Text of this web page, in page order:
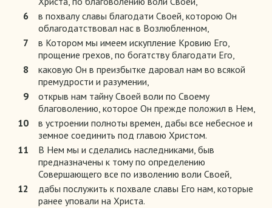
6
в похвалу славы благодати Своей, которою Он
облагодатствовал нас в Возлюбленном,
7
в Котором мы имеем искупление Кровию Его,
прощение грехов, по богатству благодати Его,
8
каковую Он в преизбытке даровал нам во всякой
премудрости и разумении,
9
открыв нам тайну Своей воли по Своему
благоволению, которое Он прежде положил в Нем,
10
в устроении полноты времен, дабы все небесное и
земное соединить под главою Христом.
11
В Нем мы и сделались наследниками, быв
предназначены к тому по определению
Совершающего все по изволению воли Своей,
12
дабы послужить к похвале славы Его нам, которые
ранее уповали на Христа.